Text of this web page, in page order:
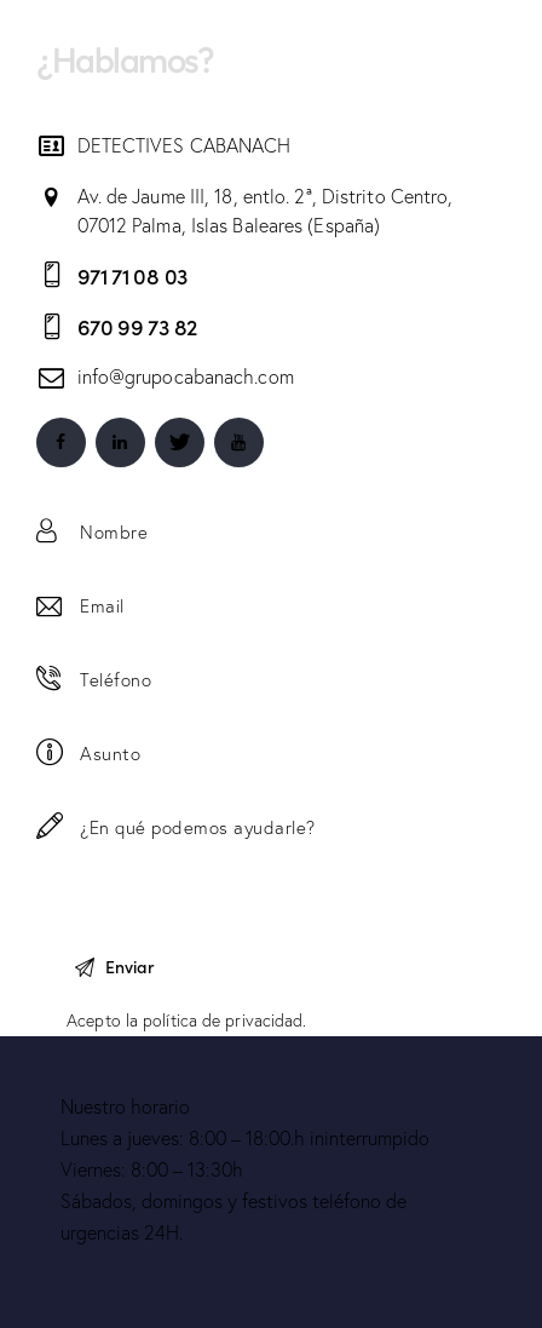
¿Hablamos?
DETECTIVES CABANACH
Av. de Jaume III, 18, entlo. 2ª, Distrito Centro,
07012 Palma, Islas Baleares (España)
971 71 08 03
670 99 73 82
info@grupocabanach.com
Acepto la política de privacidad.
Nuestro horario
Lunes a jueves: 8:00 – 18:00.h ininterrumpido
Viernes: 8:00 – 13:30h
Sábados, domingos y festivos teléfono de
urgencias 24H.